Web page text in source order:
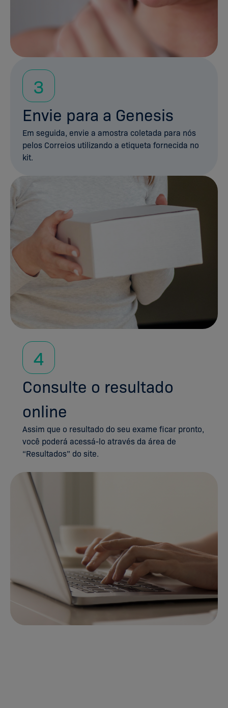
3
Envie para a Genesis
Em seguida, envie a amostra coletada para nós
pelos Correios utilizando a etiqueta fornecida no
kit.
4
Consulte o resultado
online
Assim que o resultado do seu exame ficar pronto,
você poderá acessá-lo através da área de
“Resultados” do site.